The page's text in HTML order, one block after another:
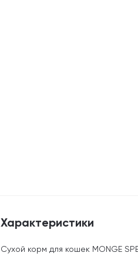
Характеристики
Сухой корм для кошек MONGE